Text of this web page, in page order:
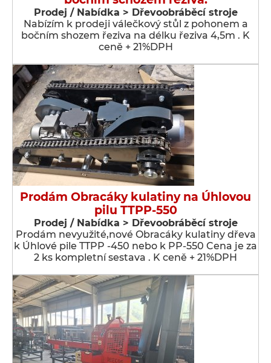
Prodej / Nabídka > Dřevoobráběcí stroje
Nabízím k prodeji válečkový stůl z pohonem a
bočním shozem řeziva na délku řeziva 4,5m . K
ceně + 21%DPH
Prodám Obracáky kulatiny na Úhlovou
pilu TTPP-550
Prodej / Nabídka > Dřevoobráběcí stroje
Prodám nevyužité,nové Obracáky kulatiny dřeva
k Úhlové pile TTPP -450 nebo k PP-550 Cena je za
2 ks kompletní sestava . K ceně + 21%DPH